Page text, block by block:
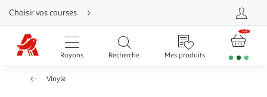
Aller
directement
au
contenu
Aller
directement
Aller
Choisir vos courses
Rayons Recherche Mes produits
Vinyle